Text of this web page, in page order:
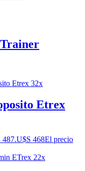
Etrex
487.U$S 468El precio